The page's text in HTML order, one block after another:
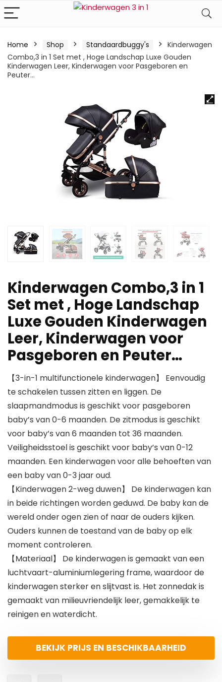
Home Shop Standaardbuggy's
Kinderwagen
Combo,3 in 1 Set met , Hoge Landschap Luxe Gouden
Kinderwagen Leer, Kinderwagen voor Pasgeboren en
Peuter…
Kinderwagen Combo,3 in 1
Set met , Hoge Landschap
Luxe Gouden Kinderwagen
Leer, Kinderwagen voor
Pasgeboren en Peuter…
【3-in-1 multifunctionele kinderwagen】 Eenvoudig
te schakelen tussen zitten en liggen. De
slaapmandmodus is geschikt voor pasgeboren
baby’s van 0-6 maanden. De zitmodus is geschikt
voor baby’s van 6 maanden tot 36 maanden.
Veiligheidsstoel is geschikt voor baby’s van 0-12
maanden. Een kinderwagen voor alle behoeften van
een baby van 0-3 jaar oud.
【Kinderwagen 2-weg duwen】 De kinderwagen kan
in beide richtingen worden geduwd. De baby kan de
wereld onder ogen zien of naar de ouders kijken.
Ouders kunnen de toestand van de baby op elk
moment controleren.
【Materiaal】 De kinderwagen is gemaakt van een
luchtvaart-aluminiumlegering frame, waardoor de
kinderwagen sterker en slijtvast is. Het zonnedak is
gemaakt van milieuvriendelijk leer, gemakkelijk te
reinigen en waterdicht.
BEKIJK PRIJS EN BESCHIKBAARHEID